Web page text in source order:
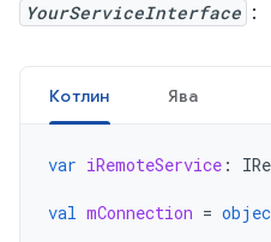
YourServiceInterface :
Котлин Ява
var iRemoteService :
val mConnection =